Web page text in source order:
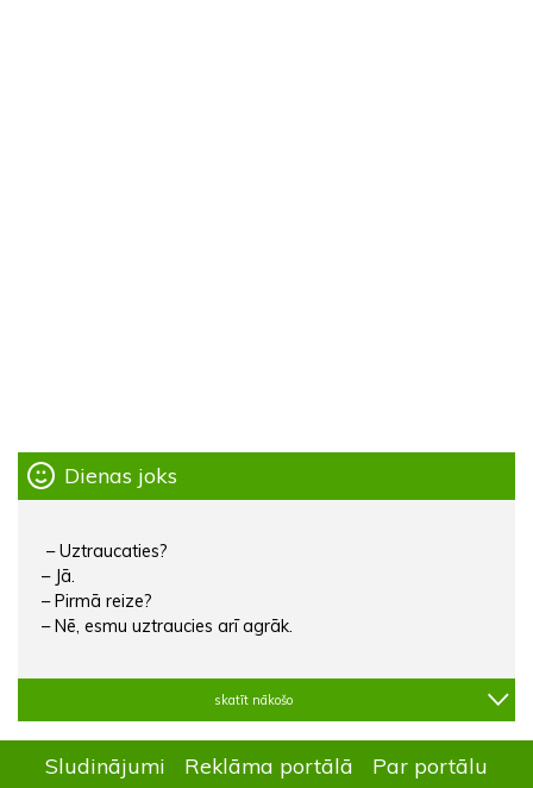
Dienas joks
– Uztraucaties?
– Jā.
– Pirmā reize?
– Nē, esmu uztraucies arī agrāk.
skatīt nākošo
Sludinājumi Reklāma portālā Par portālu